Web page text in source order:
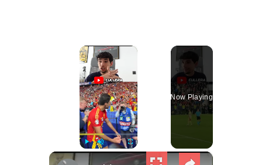
×
Play Unmute Fullscreen
Now Playing
×